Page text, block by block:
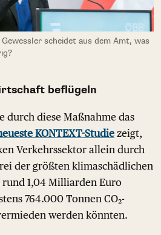
scheidet aus dem Amt, was
beflügeln
durch diese Maßnahme das
KONTEXT-Studie zeigt,
Verkehrssektor allein durch
der größten klimaschädlichen
1,04 Milliarden Euro
764.000 Tonnen CO₂-
werden könnten.